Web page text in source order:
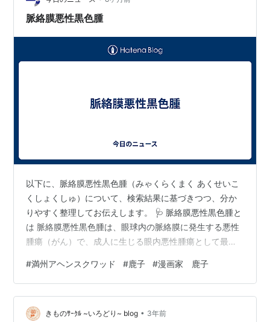
ーメンですかね、チョイスを間違ったかもしれません。
脈絡膜悪性黒色腫
以下に、脈絡膜悪性黒色腫（みゃくらくまく あくせいこ
くしょくしゅ）について、検索結果に基づきつつ、分か
りやすく整理してお伝えします。 🩺 脈絡膜悪性黒色腫と
は 脈絡膜悪性黒色腫は、眼球内の脈絡膜に発生する悪性
腫瘍（がん）で、成人に生じる眼内悪性腫瘍として最も
な層で、ここにある色素細胞（メラノサイト）が異常増
殖することで発症します。 国内の発症は年間約50名とさ
れ、希少がんに分類されます。 👁 主な症状 初期は無症
状のことも多いですが、進行すると次のような症状が現
#満州アヘンスクワッド #鹿子 #漫画家 鹿子
きものｻｰｸﾙ ~いろどり~ blog • 3年前